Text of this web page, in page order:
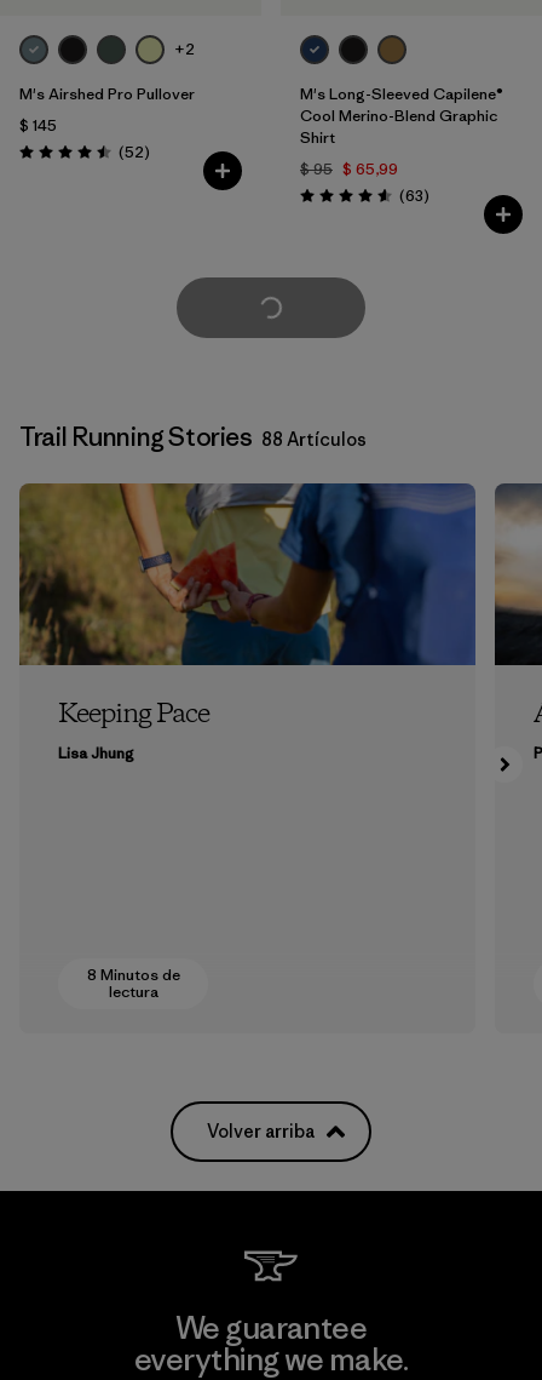
+2
M's Airshed Pro Pullover
$ 145
Valoración: 4.5 / 5
(52Comentarios
)
M's Long-Sleeved Capilene®
Cool Merino-Blend Graphic
Shirt
$ 95 $ 65,99
Valoración: 4.6 / 5
(63Comentarios
)
Cargar Más
Trail Running Stories 88 Artículos
Keeping Pace
Lisa Jhung
8 Minutos de
lectura
Volver arriba
We guarantee
everything we make.